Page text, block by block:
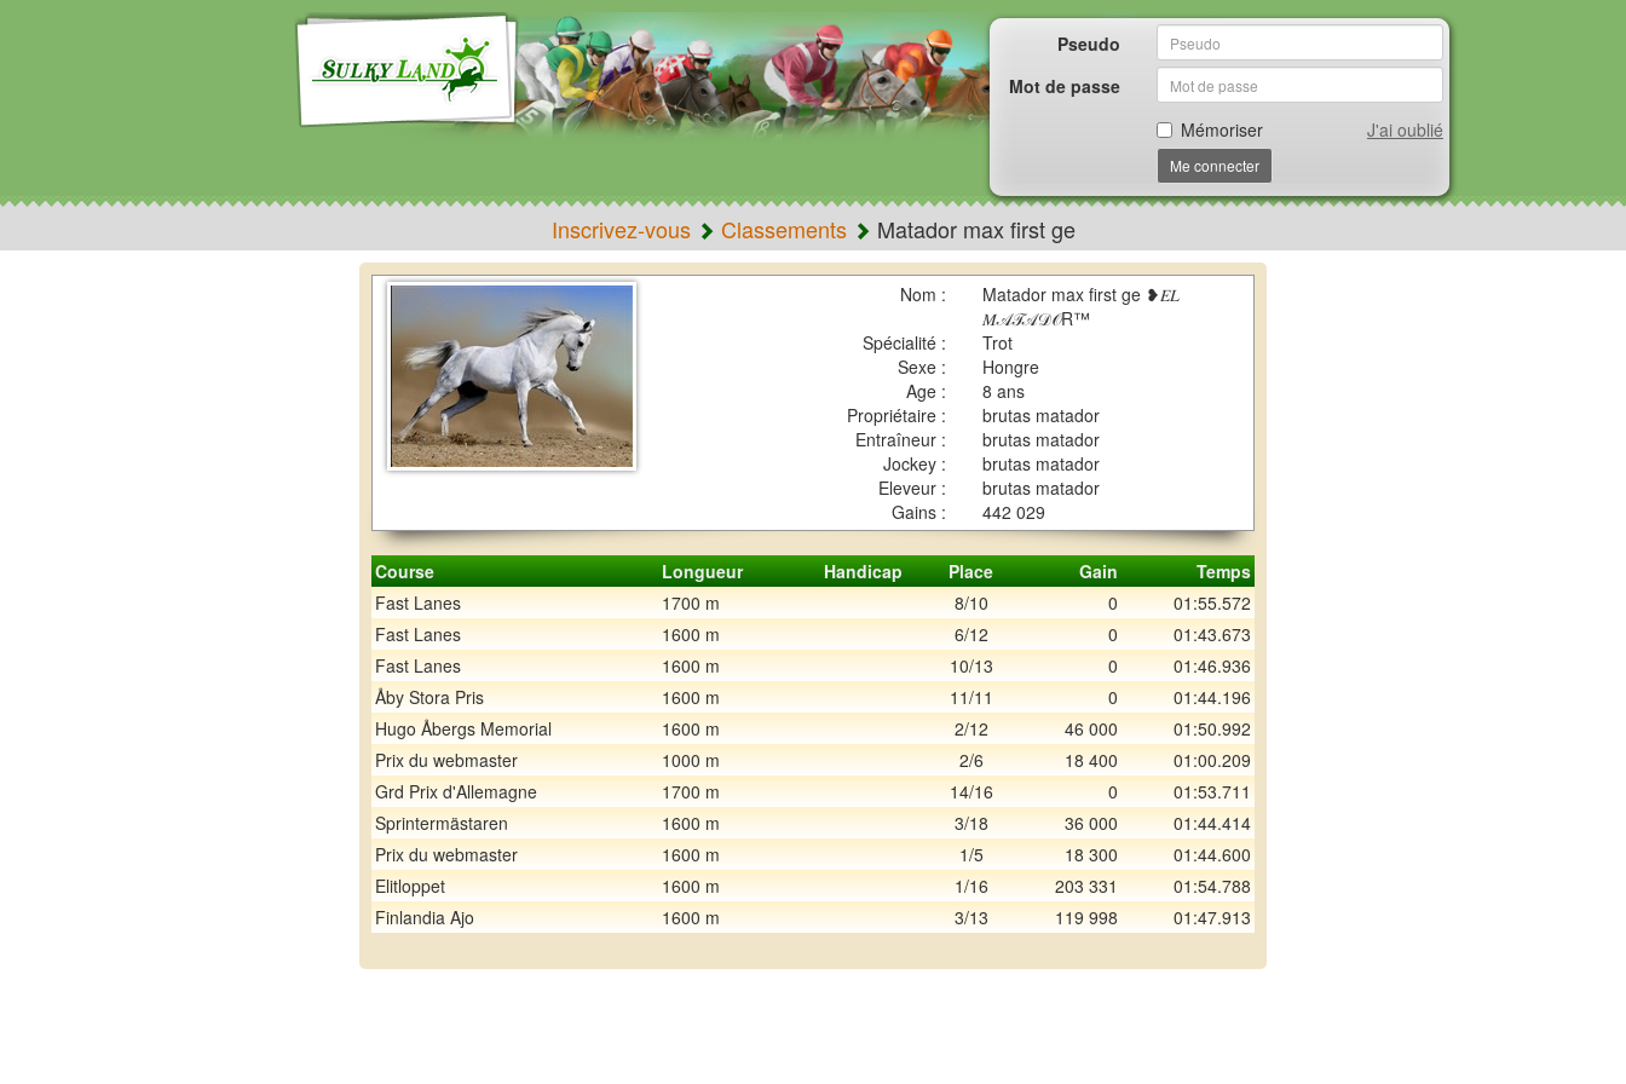
Pseudo
Mot de passe
Mémoriser
J'ai oublié
Me connecter
Inscrivez-vous Classements Matador max first ge
Nom :
Matador max first ge ❥𝐸𝐿
𝑀𝒜𝒯𝒜𝒟𝒪R™
Spécialité :
Trot
Sexe :
Hongre
Age :
8 ans
Propriétaire :
brutas matador
Entraîneur :
brutas matador
Jockey :
brutas matador
Eleveur :
brutas matador
Gains :
442 029
Course Longueur Handicap Place Gain
Temps
Fast Lanes
1700 m 8/10 0
01:55.572
Fast Lanes
1600 m 6/12 0
01:43.673
Fast Lanes
1600 m 10/13 0
01:46.936
Åby Stora Pris
1600 m 11/11 0
01:44.196
Hugo Åbergs Memorial
1600 m 2/12 46 000
01:50.992
Prix du webmaster
1000 m 2/6 18 400
01:00.209
Grd Prix d'Allemagne
1700 m 14/16 0
01:53.711
Sprintermästaren
1600 m 3/18 36 000
01:44.414
Prix du webmaster
1600 m 1/5 18 300
01:44.600
Elitloppet
1600 m 1/16 203 331
01:54.788
Finlandia Ajo
1600 m 3/13 119 998 01:47.913